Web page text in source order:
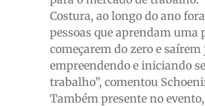
Costura, ao longo do ano
pessoas que aprendam uma
começarem do zero e
empreendendo e iniciando
trabalho”, comentou
Também presente no